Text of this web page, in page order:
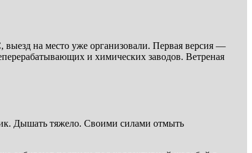
на место уже организовали. Первая версия —
и химических заводов. Ветреная
Дышать тяжело. Своими силами отмыть